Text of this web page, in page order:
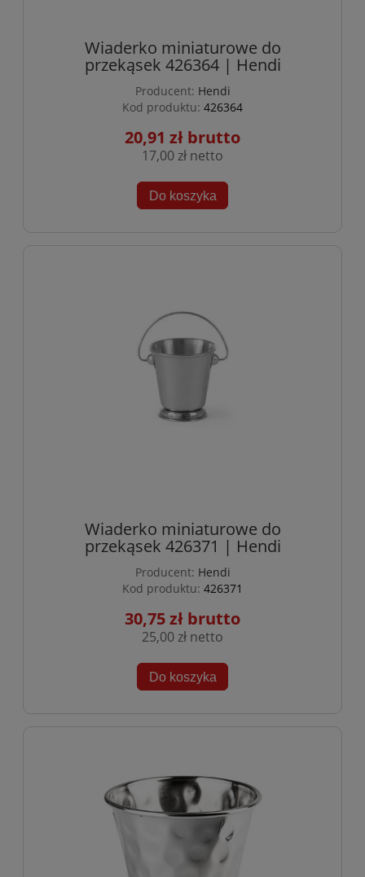
Wiaderko miniaturowe do
przekąsek 426364 | Hendi
Producent: Hendi
Kod produktu: 426364
20,91 zł
17,00 zł
Do koszyka
Wiaderko miniaturowe do
przekąsek 426371 | Hendi
Producent: Hendi
Kod produktu: 426371
30,75 zł
25,00 zł
Do koszyka